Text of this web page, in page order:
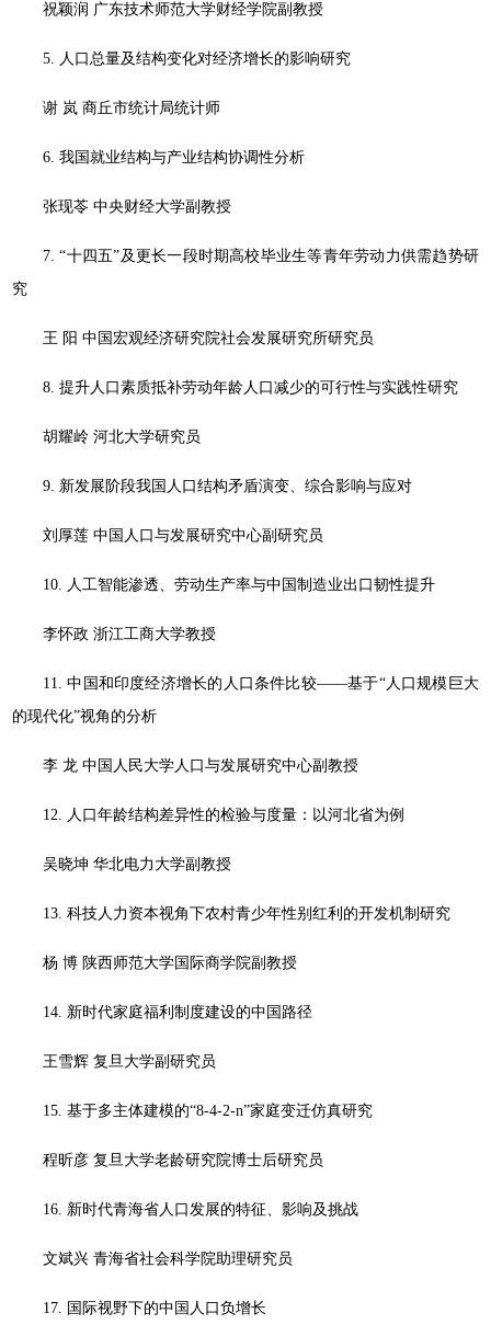
祝颖润 广东技术师范大学财经学院副教授
5. 人口总量及结构变化对经济增长的影响研究
谢 岚 商丘市统计局统计师
6. 我国就业结构与产业结构协调性分析
张现苓 中央财经大学副教授
7. “十四五”及更长一段时期高校毕业生等青年劳动力供需趋势研
究
王 阳 中国宏观经济研究院社会发展研究所研究员
8. 提升人口素质抵补劳动年龄人口减少的可行性与实践性研究
胡耀岭 河北大学研究员
9. 新发展阶段我国人口结构矛盾演变、综合影响与应对
刘厚莲 中国人口与发展研究中心副研究员
10. 人工智能渗透、劳动生产率与中国制造业出口韧性提升
李怀政 浙江工商大学教授
11. 中国和印度经济增长的人口条件比较——基于“人口规模巨大
的现代化”视角的分析
李 龙 中国人民大学人口与发展研究中心副教授
12. 人口年龄结构差异性的检验与度量：以河北省为例
吴晓坤 华北电力大学副教授
13. 科技人力资本视角下农村青少年性别红利的开发机制研究
杨 博 陕西师范大学国际商学院副教授
14. 新时代家庭福利制度建设的中国路径
王雪辉 复旦大学副研究员
15. 基于多主体建模的“8-4-2-n”家庭变迁仿真研究
程昕彦 复旦大学老龄研究院博士后研究员
16. 新时代青海省人口发展的特征、影响及挑战
文斌兴 青海省社会科学院助理研究员
17. 国际视野下的中国人口负增长